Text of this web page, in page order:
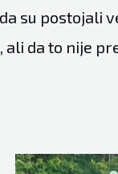
su postojali
da to nije